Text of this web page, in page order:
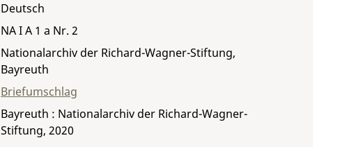
Deutsch
NA I A 1 a Nr. 2
Nationalarchiv der Richard-Wagner-Stiftung,
Bayreuth
Briefumschlag
Bayreuth : Nationalarchiv der Richard-Wagner-
Stiftung, 2020